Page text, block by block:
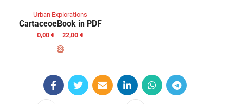
Urban Explorations
CartaceoeBook in PDF
0,00 € – 22,00 €